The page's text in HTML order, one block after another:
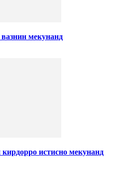
вазнин мекунанд
истисно мекунанд